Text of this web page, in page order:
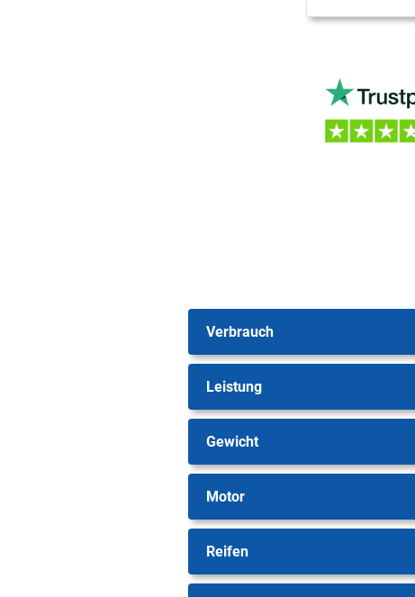
Verbrauch
Leistung
Gewicht
Motor
Reifen